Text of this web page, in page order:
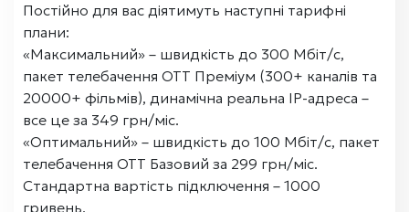
Постійно для вас діятимуть наступні тарифні
плани:
«Максимальний» – швидкість до 300 Мбіт/с,
пакет телебачення ОТТ Преміум (300+ каналів та
20000+ фільмів), динамічна реальна IP-адреса –
все це за 349 грн/міс.
«Оптимальний» – швидкість до 100 Мбіт/с, пакет
телебачення ОТТ Базовий за 299 грн/міс.
Стандартна вартість підключення – 1000
гривень.